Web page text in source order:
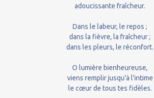
adoucissante fraîcheur.
Dans le labeur, le repos ;
dans la fièvre, la fraîcheur ;
dans les pleurs, le réconfort.
O lumière bienheureuse,
viens remplir jusqu'à l'intime
le cœur de tous tes fidèles.